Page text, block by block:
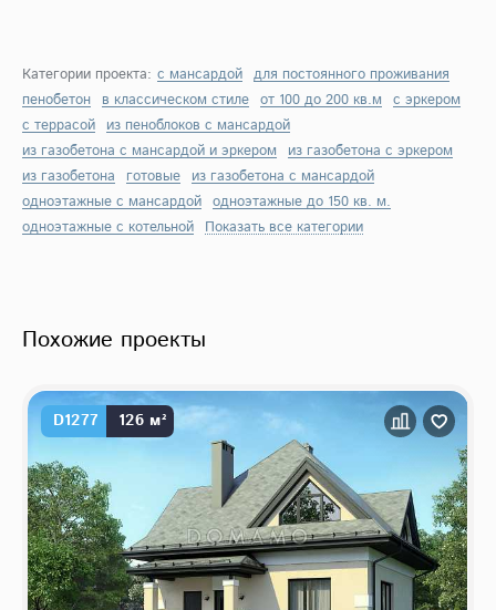
Категории проекта: с мансардой для постоянного проживания
пенобетон в классическом стиле от 100 до 200 кв.м с эркером
с террасой из пеноблоков с мансардой
из газобетона с мансардой и эркером
из газобетона с эркером
из газобетона
готовые из газобетона с мансардой
одноэтажные с мансардой одноэтажные до 150 кв. м.
одноэтажные с котельной Показать все категории
Похожие проекты
D1277 126 м²